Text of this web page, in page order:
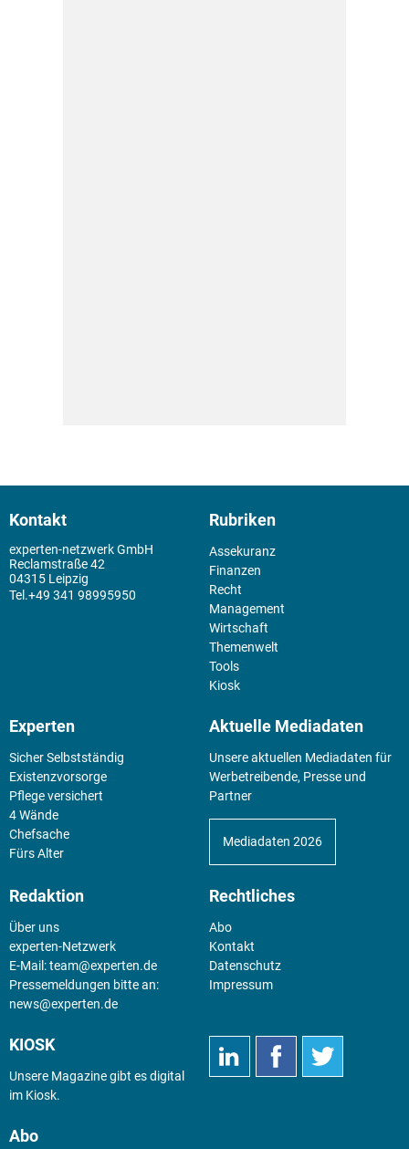
Kontakt
experten-netzwerk GmbH
Reclamstraße 42
04315 Leipzig
+49 341 98995950
Rubriken
Assekuranz
Finanzen
Recht
Management
Wirtschaft
Themenwelt
Tools
Kiosk
Experten
Sicher Selbstständig
Existenz­vorsorge
Pflege versichert
4 Wände
Chefsache
Fürs Alter
Aktuelle Mediadaten
Unsere aktuellen Mediadaten für
Werbetreibende, Presse und
Partner
Mediadaten 2026
Redaktion
Über uns
experten-Netzwerk
E-Mail:team@experten.de
Pressemeldungen bitte an:
news@experten.de
Rechtliches
Abo
Kontakt
Datenschutz
Impressum
KIOSK
Unsere Magazine gibt es digital
im Kiosk.
Abo